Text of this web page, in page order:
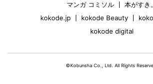
マンガ コミソル
本がすき。
kokode.jp
kokode Beauty
kokode digital
©Kobunsha Co., Ltd. All Rights